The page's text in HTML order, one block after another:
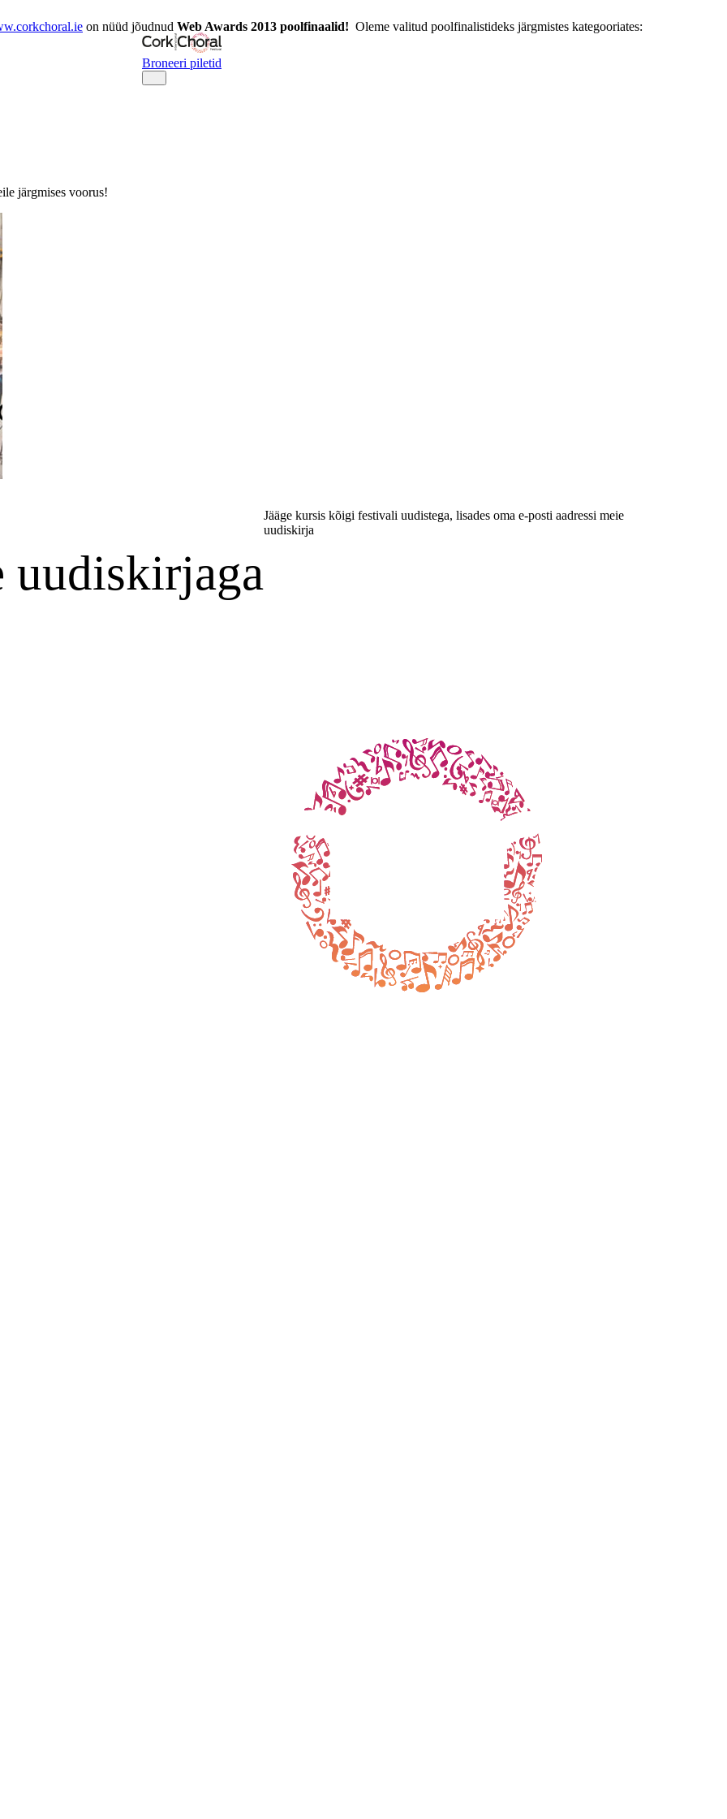
Broneeri piletid
on nüüd jõudnud Web Awards 2013 poolfinaalid! Oleme valitud poolfinalistideks järgmistes kategooriates:
järgmises voorus!
Jääge kursis kõigi festivali uudistega, lisades oma e-posti aadressi meie
uudiskirja